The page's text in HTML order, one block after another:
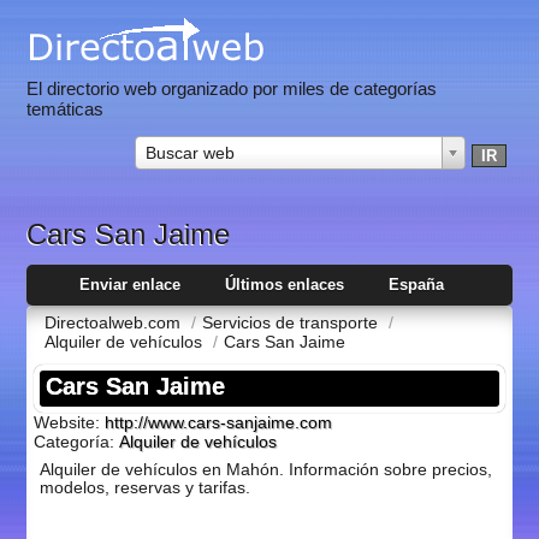
El directorio web organizado por miles de categorías
temáticas
Buscar web
Cars San Jaime
Enviar enlace Últimos enlaces España
Directoalweb.com / Servicios de transporte /
Alquiler de vehí­culos / Cars San Jaime
Cars San Jaime
Website: http://www.cars-sanjaime.com
Categoría:Alquiler de vehí­culos
Alquiler de vehí­culos en Mahón. Información sobre precios,
modelos, reservas y tarifas.